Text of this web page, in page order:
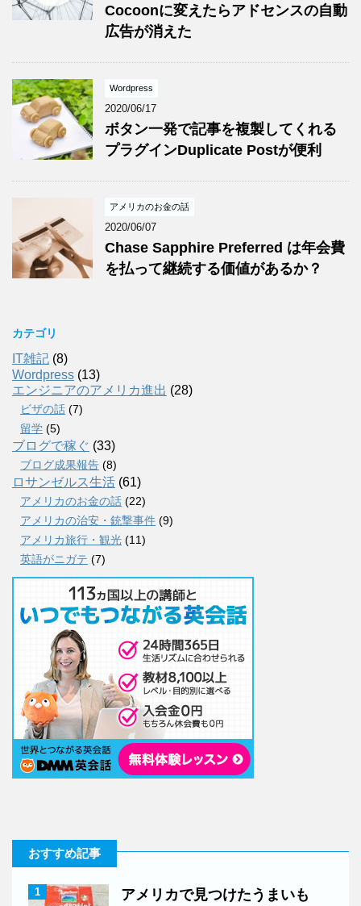
Cocoonに変えたらアドセンスの自動
広告が消えた
Wordpress
2020/06/17
ボタン一発で記事を複製してくれる
プラグインDuplicate Postが便利
アメリカのお金の話
2020/06/07
Chase Sapphire Preferred は年会費
を払って継続する価値があるか？
カテゴリ
IT雑記 (8)
Wordpress (13)
エンジニアのアメリカ進出 (28)
ビザの話 (7)
留学 (5)
ブログで稼ぐ (33)
ブログ成果報告 (8)
ロサンゼルス生活 (61)
アメリカのお金の話 (22)
アメリカの治安・銃撃事件 (9)
アメリカ旅行・観光 (11)
英語がニガテ (7)
おすすめ記事
1
アメリカで見つけたうまいも